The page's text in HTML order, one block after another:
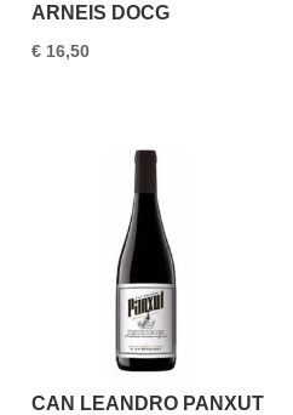
ARNEIS DOCG
€ 16,50
CAN LEANDRO PANXUT